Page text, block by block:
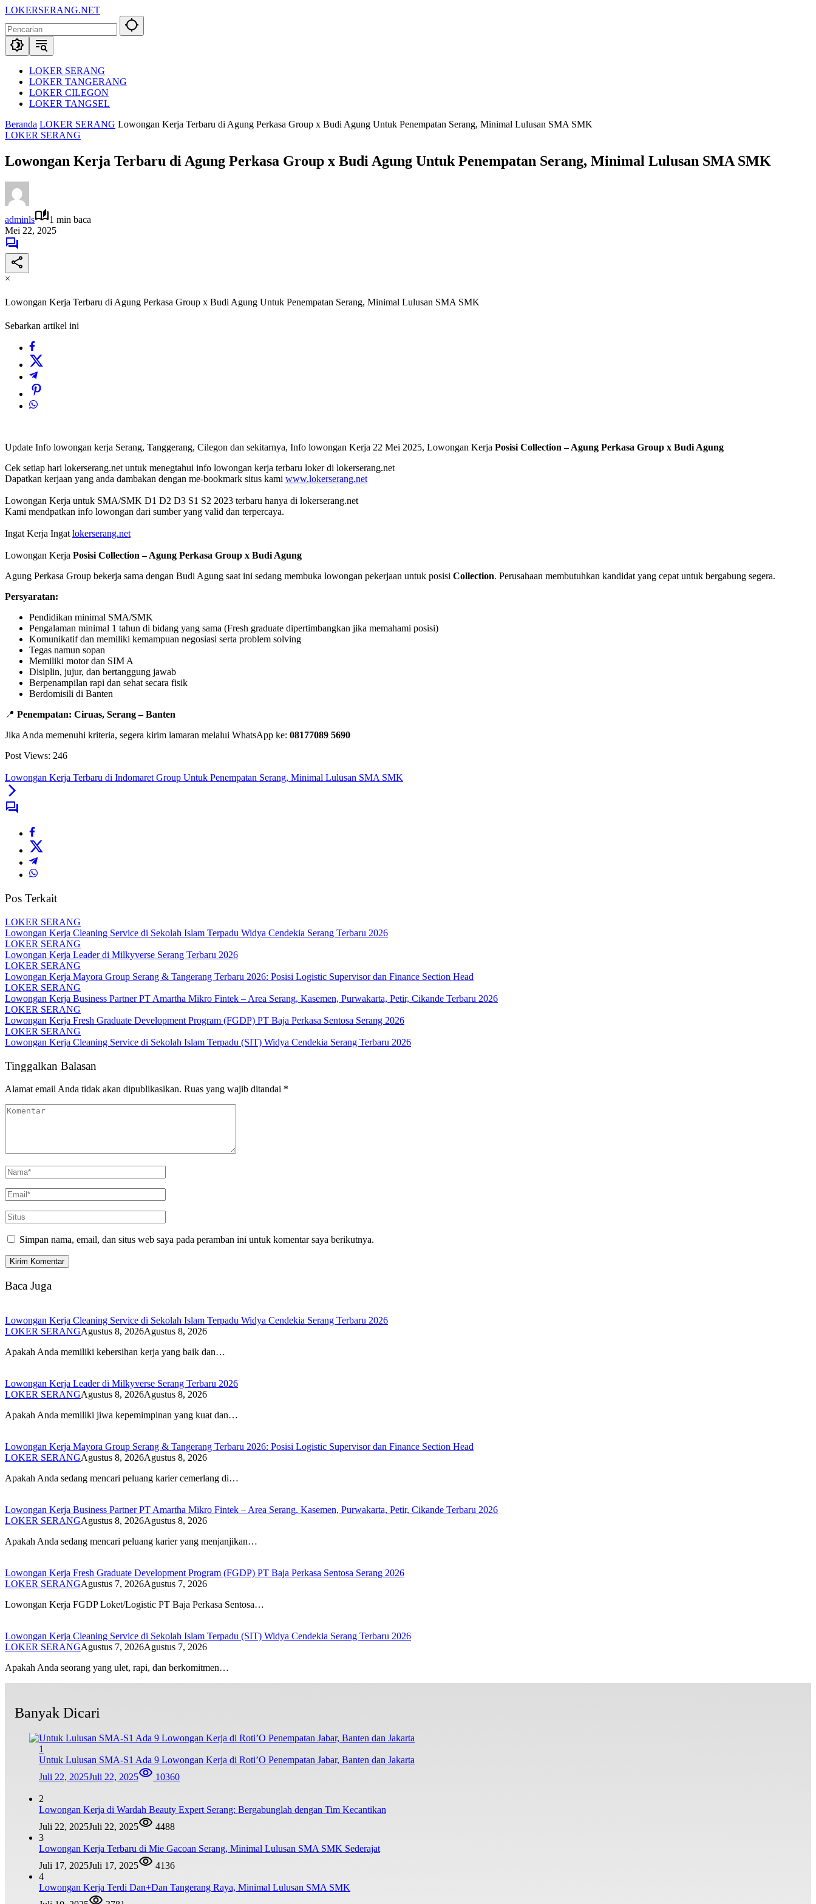
Langsung
konten
LOKERSERANG.NET
Lowongan
Kerja
Serang
SekitarnyaLOKER SERANG
LOKER TANGERANG
LOKER CILEGON
LOKER TANGSEL
Beranda LOKER SERANG Lowongan Kerja Terbaru di Agung Perkasa Group x Budi Agung Untuk Penempatan Serang, Minimal Lulusan SMA SMK
LOKER SERANG
Lowongan Kerja Terbaru di Agung Perkasa Group x Budi Agung Untuk Penempatan Serang, Minimal Lulusan SMA SMK
adminls
1 min baca
Mei 22, 2025
×
Lowongan Kerja Terbaru di Agung Perkasa Group x Budi Agung Untuk Penempatan Serang, Minimal Lulusan SMA SMK
Sebarkan artikel ini
Update Info lowongan kerja Serang, Tanggerang, Cilegon dan sekitarnya, Info lowongan Kerja 22 Mei 2025, Lowongan Kerja Posisi Collection – Agung Perkasa Group x Budi Agung
Cek setiap hari lokerserang.net untuk menegtahui info lowongan kerja terbaru loker di lokerserang.net
Dapatkan kerjaan yang anda dambakan dengan me-bookmark situs kami www.lokerserang.net
Lowongan Kerja untuk SMA/SMK D1 D2 D3 S1 S2 2023 terbaru hanya di lokerserang.net
Kami mendpatkan info lowongan dari sumber yang valid dan terpercaya.
Ingat Kerja Ingat lokerserang.net
Lowongan Kerja Posisi Collection – Agung Perkasa Group x Budi Agung
Agung Perkasa Group bekerja sama dengan Budi Agung saat ini sedang membuka lowongan pekerjaan untuk posisi Collection. Perusahaan membutuhkan kandidat yang cepat untuk bergabung segera.
Persyaratan:
Pendidikan minimal SMA/SMK
Pengalaman minimal 1 tahun di bidang yang sama (Fresh graduate dipertimbangkan jika memahami posisi)
Komunikatif dan memiliki kemampuan negosiasi serta problem solving
Tegas namun sopan
Memiliki motor dan SIM A
Disiplin, jujur, dan bertanggung jawab
Berpenampilan rapi dan sehat secara fisik
Berdomisili di Banten
📍 Penempatan: Ciruas, Serang – Banten
Jika Anda memenuhi kriteria, segera kirim lamaran melalui WhatsApp ke: 08177089 5690
Post Views: 246
Lowongan Kerja Terbaru di Indomaret Group Untuk Penempatan Serang, Minimal Lulusan SMA SMK
Pos Terkait
LOKER SERANG
Lowongan Kerja Cleaning Service di Sekolah Islam Terpadu Widya Cendekia Serang Terbaru 2026
LOKER SERANG
Lowongan Kerja Leader di Milkyverse Serang Terbaru 2026
LOKER SERANG
Lowongan Kerja Mayora Group Serang & Tangerang Terbaru 2026: Posisi Logistic Supervisor dan Finance Section Head
LOKER SERANG
Lowongan Kerja Business Partner PT Amartha Mikro Fintek – Area Serang, Kasemen, Purwakarta, Petir, Cikande Terbaru 2026
LOKER SERANG
Lowongan Kerja Fresh Graduate Development Program (FGDP) PT Baja Perkasa Sentosa Serang 2026
LOKER SERANG
Lowongan Kerja Cleaning Service di Sekolah Islam Terpadu (SIT) Widya Cendekia Serang Terbaru 2026
Tinggalkan Balasan
Alamat email Anda tidak akan dipublikasikan. Ruas yang wajib ditandai *
Simpan nama, email, dan situs web saya pada peramban ini untuk komentar saya berikutnya.
Baca Juga
Lowongan Kerja Cleaning Service di Sekolah Islam Terpadu Widya Cendekia Serang Terbaru 2026
LOKER SERANGAgustus 8, 2026Agustus 8, 2026
Apakah Anda memiliki kebersihan kerja yang baik dan…
Lowongan Kerja Leader di Milkyverse Serang Terbaru 2026
LOKER SERANGAgustus 8, 2026Agustus 8, 2026
Apakah Anda memiliki jiwa kepemimpinan yang kuat dan…
Lowongan Kerja Mayora Group Serang & Tangerang Terbaru 2026: Posisi Logistic Supervisor dan Finance Section Head
LOKER SERANGAgustus 8, 2026Agustus 8, 2026
Apakah Anda sedang mencari peluang karier cemerlang di…
Lowongan Kerja Business Partner PT Amartha Mikro Fintek – Area Serang, Kasemen, Purwakarta, Petir, Cikande Terbaru 2026
LOKER SERANGAgustus 8, 2026Agustus 8, 2026
Apakah Anda sedang mencari peluang karier yang menjanjikan…
Lowongan Kerja Fresh Graduate Development Program (FGDP) PT Baja Perkasa Sentosa Serang 2026
LOKER SERANGAgustus 7, 2026Agustus 7, 2026
Lowongan Kerja FGDP Loket/Logistic PT Baja Perkasa Sentosa…
Lowongan Kerja Cleaning Service di Sekolah Islam Terpadu (SIT) Widya Cendekia Serang Terbaru 2026
LOKER SERANGAgustus 7, 2026Agustus 7, 2026
Apakah Anda seorang yang ulet, rapi, dan berkomitmen…
Banyak Dicari
1
Untuk Lulusan SMA-S1 Ada 9 Lowongan Kerja di Roti’O Penempatan Jabar, Banten dan Jakarta
Juli 22, 2025Juli 22, 2025 10360
2
Lowongan Kerja di Wardah Beauty Expert Serang: Bergabunglah dengan Tim Kecantikan
Juli 22, 2025Juli 22, 2025
4488
3
Lowongan Kerja Terbaru di Mie Gacoan Serang, Minimal Lulusan SMA SMK Sederajat
Juli 17, 2025Juli 17, 2025
4136
4
Lowongan Kerja Terdi Dan+Dan Tangerang Raya, Minimal Lulusan SMA SMK